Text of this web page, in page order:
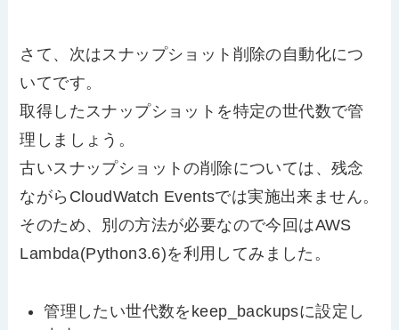
さて、次はスナップショット削除の自動化につ
いてです。
取得したスナップショットを特定の世代数で管
理しましょう。
古いスナップショットの削除については、残念
ながらCloudWatch Eventsでは実施出来ません。
そのため、別の方法が必要なので今回はAWS
Lambda(Python3.6)を利用してみました。
管理したい世代数をkeep_backupsに設定し